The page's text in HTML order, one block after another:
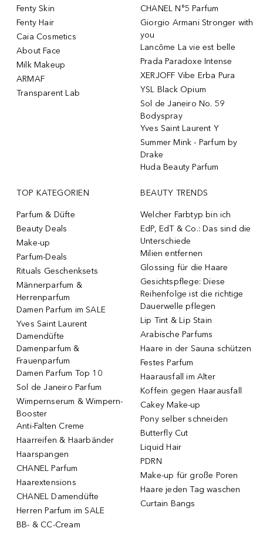
Fenty Skin
Fenty Hair
Caia Cosmetics
About Face
Milk Makeup
ARMAF
Transparent Lab
CHANEL N°5 Parfum
Giorgio Armani Stronger with
you
Lancôme La vie est belle
Prada Paradoxe Intense
XERJOFF Vibe Erba Pura
YSL Black Opium
Sol de Janeiro No. 59
Bodyspray
Yves Saint Laurent Y
Summer Mink - Parfum by
Drake
Huda Beauty Parfum
TOP KATEGORIEN
Parfum & Düfte
Beauty Deals
Make-up
Parfum-Deals
Rituals Geschenksets
Männerparfum &
Herrenparfum
Damen Parfum im SALE
Yves Saint Laurent
Damendüfte
Damenparfum &
Frauenparfum
Damen Parfum Top 10
Sol de Janeiro Parfum
Wimpernserum & Wimpern-
Booster
Anti-Falten Creme
Haarreifen & Haarbänder
Haarspangen
CHANEL Parfum
Haarextensions
CHANEL Damendüfte
Herren Parfum im SALE
BB- & CC-Cream
BEAUTY TRENDS
Welcher Farbtyp bin ich
EdP, EdT & Co.: Das sind die
Unterschiede
Milien entfernen
Glossing für die Haare
Gesichtspflege: Diese
Reihenfolge ist die richtige
Dauerwelle pflegen
Lip Tint & Lip Stain
Arabische Parfums
Haare in der Sauna schützen
Festes Parfum
Haarausfall im Alter
Koffein gegen Haarausfall
Cakey Make-up
Pony selber schneiden
Butterfly Cut
Liquid Hair
PDRN
Make-up für große Poren
Haare jeden Tag waschen
Curtain Bangs